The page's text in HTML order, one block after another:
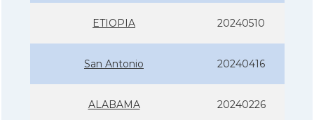
ETIOPIA 20240510
San Antonio 20240416
ALABAMA 20240226